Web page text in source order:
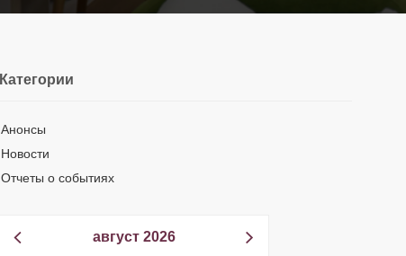
Категории
Анонсы
Новости
Отчеты о событиях
август 2026